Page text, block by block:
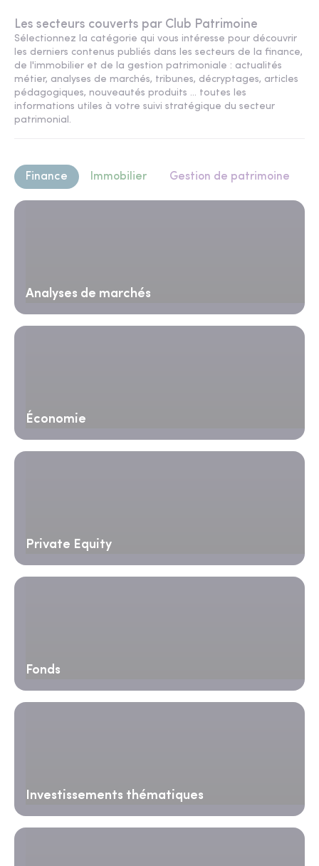
Les secteurs couverts par Club Patrimoine
Sélectionnez la catégorie qui vous intéresse pour découvrir
les derniers contenus publiés dans les secteurs de la finance,
de l'immobilier et de la gestion patrimoniale : actualités
métier, analyses de marchés, tribunes, décryptages, articles
pédagogiques, nouveautés produits ... toutes les
informations utiles à votre suivi stratégique du secteur
patrimonial.
Finance Immobilier Gestion de patrimoine
Analyses de marchés
Économie
Private Equity
Fonds
Investissements thématiques